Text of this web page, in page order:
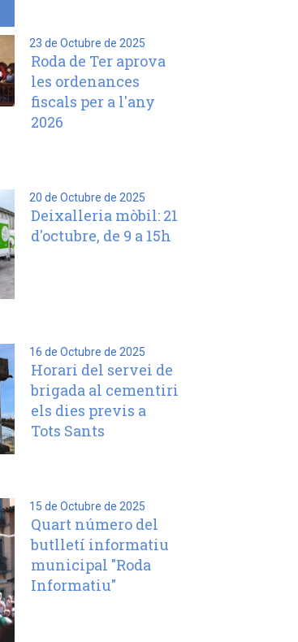
23 de Octubre de 2025
Roda de Ter aprova
les ordenances
fiscals per a l'any
2026
20 de Octubre de 2025
Deixalleria mòbil: 21
d'octubre, de 9 a 15h
16 de Octubre de 2025
Horari del servei de
brigada al cementiri
els dies previs a
Tots Sants
15 de Octubre de 2025
Quart número del
butlletí informatiu
municipal "Roda
Informatiu"